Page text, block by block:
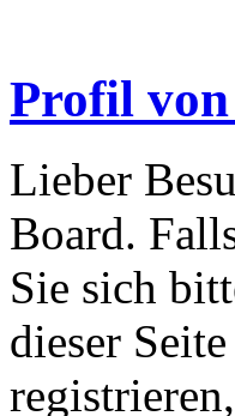
Profil
Lieber
Board.
Sie sich
dieser